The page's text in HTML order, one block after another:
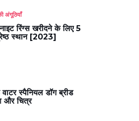
अंगूठियाँ
रिंग्स खरीदने के लिए 5
स्थान [2023]
वाटर स्पैनियल डॉग ब्रीड
और चित्र